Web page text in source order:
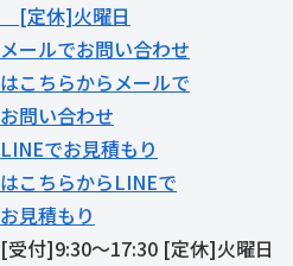
[定休]火曜日
メールでお問い合わせ
はこちらからメールで
お問い合わせ
LINEでお見積もり
はこちらからLINEで
お見積もり
[受付]9:30～17:30 [定休]火曜日